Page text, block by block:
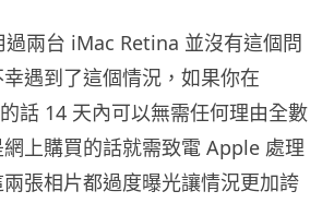
過兩台 iMac Retina 並沒有這個問
遇到了這個情況，如果你在
話 14 天內可以無需任何理由全數
上購買的話就需致電 Apple 處理
張相片都過度曝光讓情況更加誇